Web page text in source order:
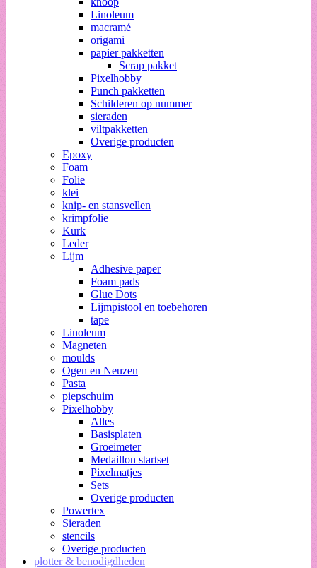
Linoleum
macramé
origami
papier pakketten
Scrap pakket
Pixelhobby
Punch pakketten
Schilderen op nummer
sieraden
viltpakketten
Overige producten
Epoxy
Foam
Folie
klei
knip- en stansvellen
krimpfolie
Kurk
Leder
Lijm
Adhesive paper
Foam pads
Glue Dots
Lijmpistool en toebehoren
tape
Linoleum
Magneten
moulds
Ogen en Neuzen
Pasta
piepschuim
Pixelhobby
Alles
Basisplaten
Groeimeter
Medaillon startset
Pixelmatjes
Sets
Overige producten
Powertex
Sieraden
stencils
Overige producten
plotter & benodigdheden